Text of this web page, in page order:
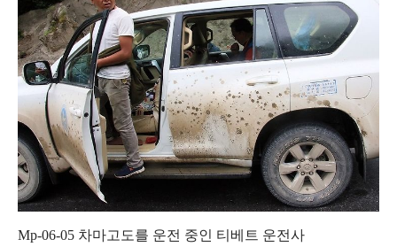
Mp-06-05 차마고도를 운전 중인 티베트 운전사